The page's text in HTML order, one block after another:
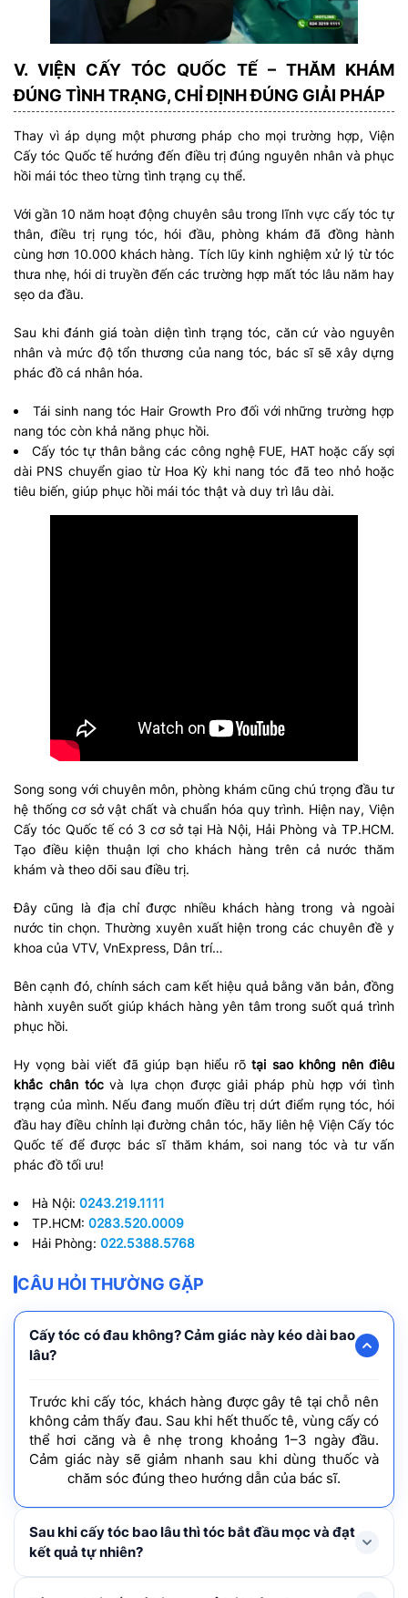
V. VIỆN CẤY TÓC QUỐC TẾ – THĂM KHÁM
ĐÚNG TÌNH TRẠNG, CHỈ ĐỊNH ĐÚNG GIẢI PHÁP
Thay vì áp dụng một phương pháp cho mọi trường hợp, Viện
Cấy tóc Quốc tế hướng đến điều trị đúng nguyên nhân và phục
hồi mái tóc theo từng tình trạng cụ thể.
Với gần 10 năm hoạt động chuyên sâu trong lĩnh vực cấy tóc tự
thân, điều trị rụng tóc, hói đầu, phòng khám đã đồng hành
cùng hơn 10.000 khách hàng. Tích lũy kinh nghiệm xử lý từ tóc
thưa nhẹ, hói di truyền đến các trường hợp mất tóc lâu năm hay
sẹo da đầu.
Sau khi đánh giá toàn diện tình trạng tóc, căn cứ vào nguyên
nhân và mức độ tổn thương của nang tóc, bác sĩ sẽ xây dựng
phác đồ cá nhân hóa.
Tái sinh nang tóc Hair Growth Pro đối với những trường hợp
nang tóc còn khả năng phục hồi.
Cấy tóc tự thân bằng các công nghệ FUE, HAT hoặc cấy sợi
dài PNS chuyển giao từ Hoa Kỳ khi nang tóc đã teo nhỏ hoặc
tiêu biến, giúp phục hồi mái tóc thật và duy trì lâu dài.
Song song với chuyên môn, phòng khám cũng chú trọng đầu tư
hệ thống cơ sở vật chất và chuẩn hóa quy trình. Hiện nay, Viện
Cấy tóc Quốc tế có 3 cơ sở tại Hà Nội, Hải Phòng và TP.HCM.
Tạo điều kiện thuận lợi cho khách hàng trên cả nước thăm
khám và theo dõi sau điều trị.
Đây cũng là địa chỉ được nhiều khách hàng trong và ngoài
nước tin chọn. Thường xuyên xuất hiện trong các chuyên đề y
khoa của VTV, VnExpress, Dân trí…
Bên cạnh đó, chính sách cam kết hiệu quả bằng văn bản, đồng
hành xuyên suốt giúp khách hàng yên tâm trong suốt quá trình
phục hồi.
Hy vọng bài viết đã giúp bạn hiểu rõtại sao không nên điêu
khắc chân tócvà lựa chọn được giải pháp phù hợp với tình
trạng của mình. Nếu đang muốn điều trị dứt điểm rụng tóc, hói
đầu hay điều chỉnh lại đường chân tóc, hãy liên hệ Viện Cấy tóc
Quốc tế để được bác sĩ thăm khám, soi nang tóc và tư vấn
phác đồ tối ưu!
Hà Nội: 0243.219.1111
TP.HCM: 0283.520.0009
Hải Phòng: 022.5388.5768
CÂU HỎI THƯỜNG GẶP
Cấy tóc có đau không? Cảm giác này kéo dài bao
lâu?
Trước khi cấy tóc, khách hàng được gây tê tại chỗ nên
không cảm thấy đau. Sau khi hết thuốc tê, vùng cấy có
thể hơi căng và ê nhẹ trong khoảng 1–3 ngày đầu.
Cảm giác này sẽ giảm nhanh sau khi dùng thuốc và
chăm sóc đúng theo hướng dẫn của bác sĩ.
Sau khi cấy tóc bao lâu thì tóc bắt đầu mọc và đạt
kết quả tự nhiên?